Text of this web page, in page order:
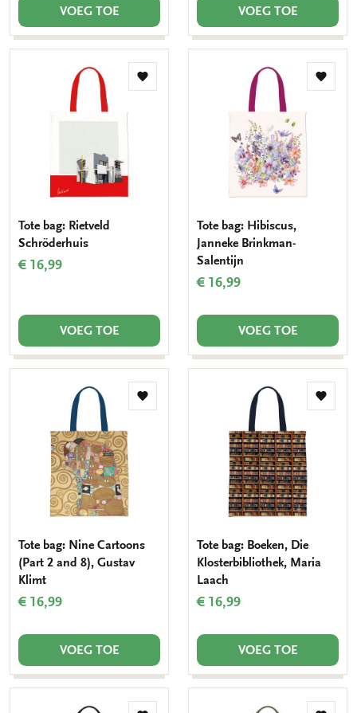
VOEG TOE VOEG TOE
Toevoegen
Tote bag: Rietveld
Schröderhuis
€ 16,99
VOEG TOE
Tote bag: Hibiscus,
Janneke Brinkman-
Salentijn
€ 16,99
VOEG TOE
Toevoegen
Tote bag: Nine Cartoons
(Part 2 and 8), Gustav
Klimt
€ 16,99
VOEG TOE
Tote bag: Boeken, Die
Klosterbibliothek, Maria
Laach
€ 16,99
VOEG TOE